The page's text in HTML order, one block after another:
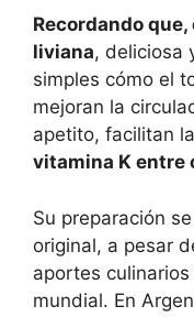
Recordando
liviana, deliciosa
simples cómo el
mejoran la
apetito, facilitan
vitamina K entre
Su preparación
original, a pesar
aportes
mundial. En